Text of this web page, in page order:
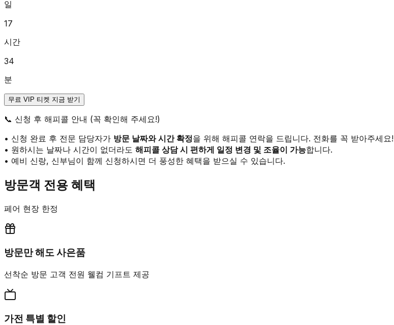
일
17
시간
34
분
무료 VIP 티켓 지금 받기
📞 신청 후 해피콜 안내 (꼭 확인해 주세요!)
• 신청 완료 후 전문 담당자가 방문 날짜와 시간 확정을 위해 해피콜 연락을 드립니다. 전화를 꼭 받아주세요!
• 원하시는 날짜나 시간이 없더라도 해피콜 상담 시 편하게 일정 변경 및 조율이 가능합니다.
• 예비 신랑, 신부님이 함께 신청하시면 더 풍성한 혜택을 받으실 수 있습니다.
방문객 전용 혜택
페어 현장 한정
방문만 해도 사은품
선착순 방문 고객 전원 웰컴 기프트 제공
가전 특별 할인